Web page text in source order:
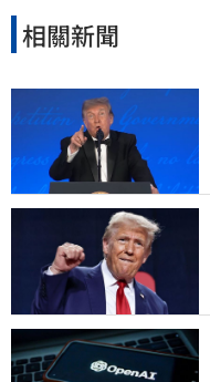
相關新聞